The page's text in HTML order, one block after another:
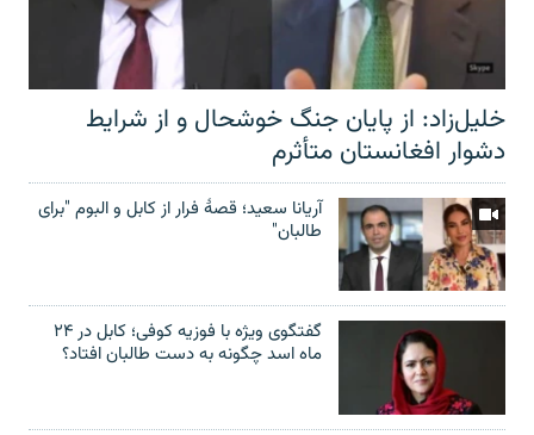
خلیل‌زاد: از پایان جنگ خوشحال و از شرایط
دشوار افغانستان متأثرم
آریانا سعید؛ قصۀ فرار از کابل و البوم "برای
طالبان"
گفتگوی ویژه با فوزیه کوفی؛ کابل در ۲۴
ماه اسد چگونه به دست طالبان افتاد؟